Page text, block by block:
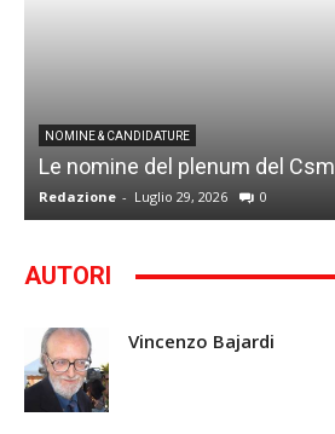
NOMINE & CANDIDATURE
Le nomine del plenum del Csm
Redazione - Luglio 29, 2026 0
AUTORI
Vincenzo Bajardi